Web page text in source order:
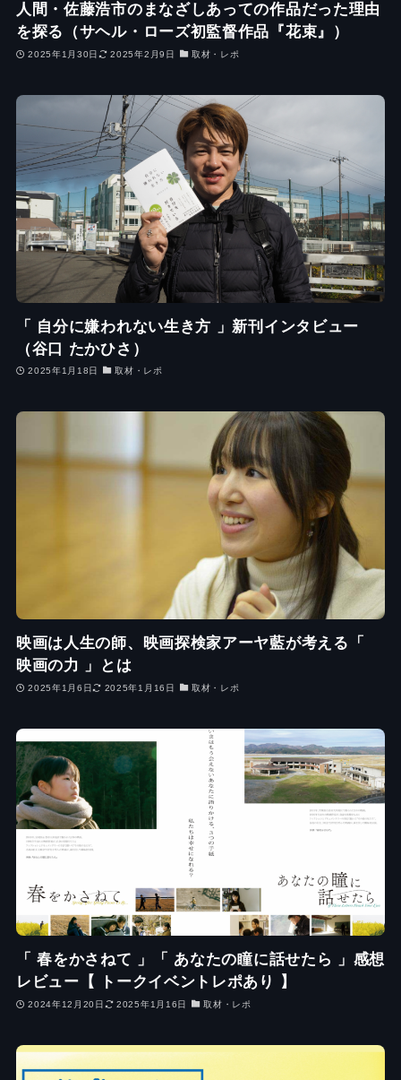
人間・佐藤浩市のまなざしあっての作品だった理由
を探る（サヘル・ローズ初監督作品『花束』）
2025年1月30日 2025年2月9日 取材・レポ
「 自分に嫌われない生き方 」新刊インタビュー
（谷口 たかひさ）
2025年1月18日 取材・レポ
映画は人生の師、映画探検家アーヤ藍が考える「
映画の力 」とは
2025年1月6日 2025年1月16日 取材・レポ
「 春をかさねて 」「 あなたの瞳に話せたら 」感想
レビュー【 トークイベントレポあり 】
2024年12月20日 2025年1月16日 取材・レポ